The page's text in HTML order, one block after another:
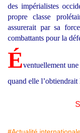
des impérialistes
propre classe
assurerait par sa
combattants pour la
Éventuellement
quand elle